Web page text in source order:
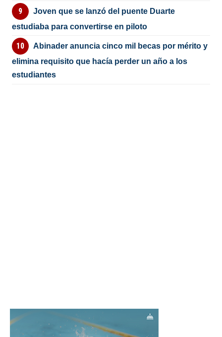
Joven que se lanzó del puente Duarte
estudiaba para convertirse en piloto
Abinader anuncia cinco mil becas por mérito y
elimina requisito que hacía perder un año a los
estudiantes